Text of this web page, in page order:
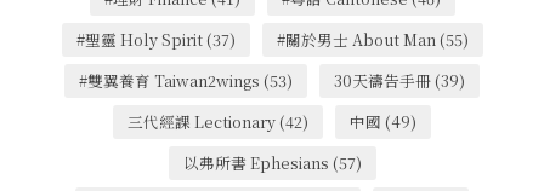
#聖靈 Holy Spirit (37) #關於男士 About Man (55)
#雙翼養育 Taiwan2wings (53) 30天禱告手冊 (39)
三代經課 Lectionary (42) 中國 (49)
以弗所書 Ephesians (57)